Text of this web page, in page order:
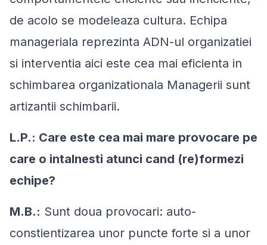
de acolo se modeleaza cultura. Echipa
manageriala reprezinta ADN-ul organizatiei
si interventia aici este cea mai eficienta in
schimbarea organizationala Managerii sunt
artizantii schimbarii.
L.P.: Care este cea mai mare provocare pe
care o intalnesti atunci cand (re)formezi
echipe?
M.B.: Sunt doua provocari: auto-
constientizarea unor puncte forte si a unor